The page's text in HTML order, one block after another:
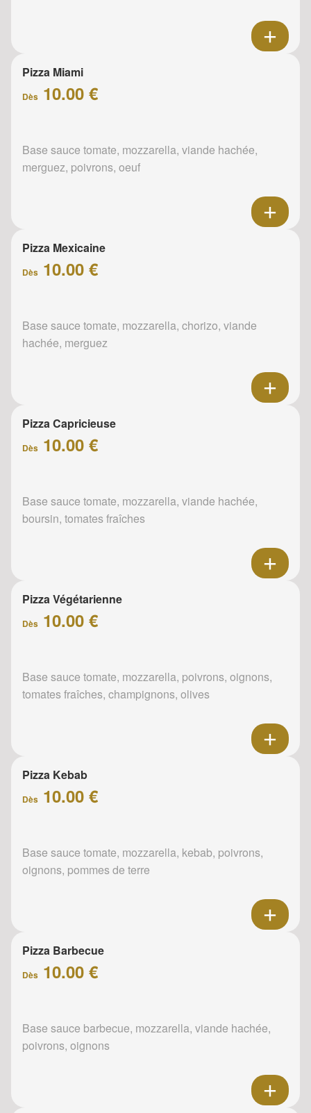
Pizza Miami
Dès 10.00 €
Base sauce tomate, mozzarella, viande hachée,
merguez, poivrons, oeuf
Pizza Mexicaine
Dès 10.00 €
Base sauce tomate, mozzarella, chorizo, viande
hachée, merguez
Pizza Capricieuse
Dès 10.00 €
Base sauce tomate, mozzarella, viande hachée,
boursin, tomates fraîches
Pizza Végétarienne
Dès 10.00 €
Base sauce tomate, mozzarella, poivrons, oignons,
tomates fraîches, champignons, olives
Pizza Kebab
Dès 10.00 €
Base sauce tomate, mozzarella, kebab, poivrons,
oignons, pommes de terre
Pizza Barbecue
Dès 10.00 €
Base sauce barbecue, mozzarella, viande hachée,
poivrons, oignons